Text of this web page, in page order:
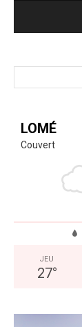
LOMÉ
Couvert
JEU
27°